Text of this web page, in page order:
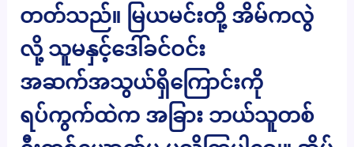
တတ်သည်။ မြယမင်းတို့ အိမ်ကလွဲ
လို့ သူမနှင့်ဒေါ်ခင်ဝင်း
အဆက်အသွယ်ရှိကြောင်းကို
ရပ်ကွက်ထဲက အခြား ဘယ်သူတစ်